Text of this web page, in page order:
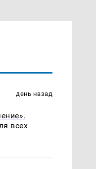
день назад
всех